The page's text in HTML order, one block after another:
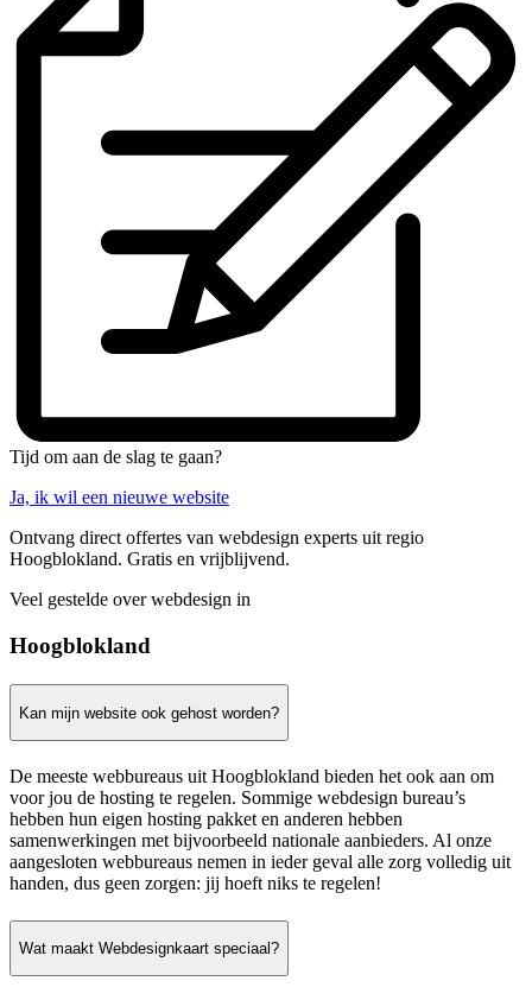
Tijd om aan de slag te gaan?
Ja, ik wil een nieuwe website
Ontvang direct offertes van webdesign experts uit regio
Hoogblokland. Gratis en vrijblijvend.
Veel gestelde over webdesign in
Hoogblokland
Kan mijn website ook gehost worden?
De meeste webbureaus uit Hoogblokland bieden het ook aan om
voor jou de hosting te regelen. Sommige webdesign bureau’s
hebben hun eigen hosting pakket en anderen hebben
samenwerkingen met bijvoorbeeld nationale aanbieders. Al onze
aangesloten webbureaus nemen in ieder geval alle zorg volledig uit
handen, dus geen zorgen: jij hoeft niks te regelen!
Wat maakt Webdesignkaart speciaal?